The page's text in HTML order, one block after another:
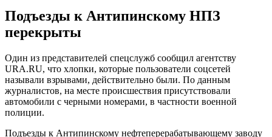
Подъезды к Антипинскому НПЗ
перекрыты
Один из представителей спецслужб сообщил агентству
URA.RU, что хлопки, которые пользователи соцсетей
называли взрывами, действительно были. По данным
журналистов, на месте происшествия присутствовали
автомобили с черными номерами, в частности военной
полиции.
Подъезды к Антипинскому нефтеперерабатывающему заводу